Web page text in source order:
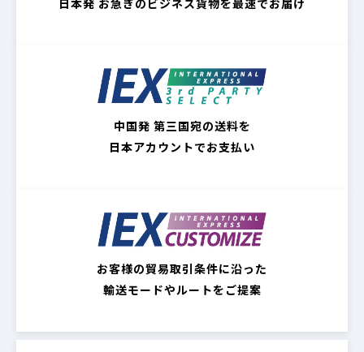
日本発 お急ぎのビジネス貨物を最速でお届け
中国発 第三国宛の送料を
日本アカウントでお支払い
お客様の貿易取引条件に沿った
輸送モードやルートをご提案